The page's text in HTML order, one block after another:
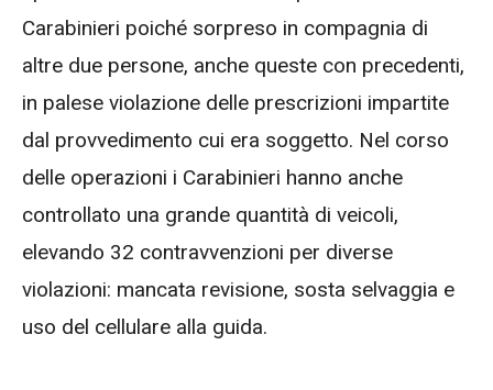
Carabinieri poiché sorpreso in compagnia di
altre due persone, anche queste con precedenti,
in palese violazione delle prescrizioni impartite
dal provvedimento cui era soggetto. Nel corso
delle operazioni i Carabinieri hanno anche
controllato una grande quantità di veicoli,
elevando 32 contravvenzioni per diverse
violazioni: mancata revisione, sosta selvaggia e
uso del cellulare alla guida.